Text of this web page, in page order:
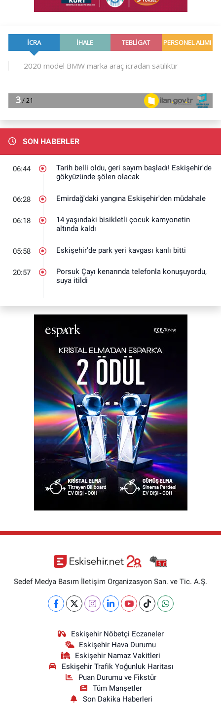
SON HABERLER
06:44
Tarih belli oldu, geri sayım başladı! Eskişehir'de
gökyüzünde şölen olacak
06:28 Emirdağ'daki yangına Eskişehir'den müdahale
06:18
14 yaşındaki bisikletli çocuk kamyonetin
altında kaldı
05:58 Eskişehir'de park yeri kavgası kanlı bitti
20:57
Porsuk Çayı kenarında telefonla konuşuyordu,
suya itildi
Sedef Medya Basım İletişim Organizasyon San. ve Tic. A.Ş.
Eskişehir Nöbetçi Eczaneler
Eskişehir Hava Durumu
Eskişehir Namaz Vakitleri
Eskişehir Trafik Yoğunluk Haritası
Puan Durumu ve Fikstür
Tüm Manşetler
Son Dakika Haberleri